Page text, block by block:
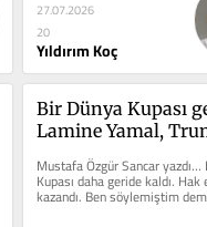
27.07.2026
20
Yıldırım Koç
Bir Dünya Kupası
Lamine Yamal,
iğrenerek bakıyor
Mustafa Özgür Sancar
Kupası daha geride kaldı. Hak
kazandı. Ben söylemiştim